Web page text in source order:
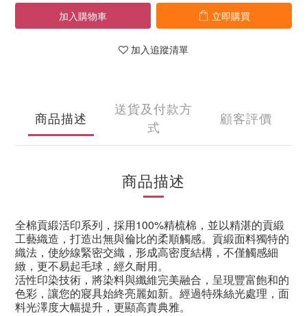
加入購物車 立即購買
加入追蹤清單
商品描述
送貨及付款方
式
顧客評價
商品描述
全棉貢緞活印系列，採用100%精梳棉，並以精湛的貢緞
工藝織造，打造出無與倫比的柔順觸感。貢緞面料獨特的
織法，使紗線緊密交織，形成高密度結構，不僅觸感細
緻，更不易起毛球，經久耐用。
活性印染技術，將染料與纖維完美融合，呈現豐富飽和的
色彩，讓您的寢具始終亮麗如新。經過特殊絲光處理，面
料光澤度大幅提升，更顯高貴典雅。